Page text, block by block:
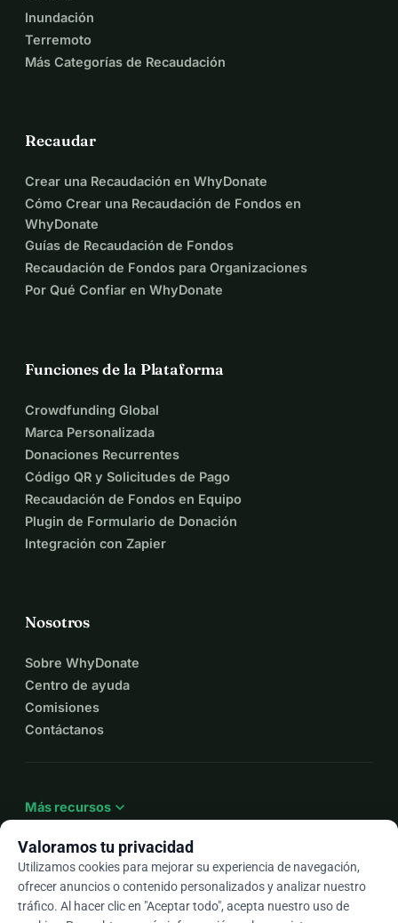
Inundación
Terremoto
Más Categorías de Recaudación
Recaudar
Crear una Recaudación en WhyDonate
Cómo Crear una Recaudación de Fondos en
WhyDonate
Guías de Recaudación de Fondos
Recaudación de Fondos para Organizaciones
Por Qué Confiar en WhyDonate
Funciones de la Plataforma
Crowdfunding Global
Marca Personalizada
Donaciones Recurrentes
Código QR y Solicitudes de Pago
Recaudación de Fondos en Equipo
Plugin de Formulario de Donación
Integración con Zapier
Nosotros
Sobre WhyDonate
Centro de ayuda
Comisiones
Contáctanos
Más recursos expand_more
Esarrow_drop_down
Valoramos tu privacidad
Utilizamos cookies para mejorar su experiencia de navegación,
ofrecer anuncios o contenido personalizados y analizar nuestro
tráfico. Al hacer clic en "Aceptar todo", acepta nuestro uso de